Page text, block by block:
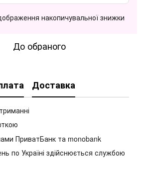
накопичувальної знижки
До обраного
Доставка
ПриватБанк та monobank
по Україні здійснюється службою